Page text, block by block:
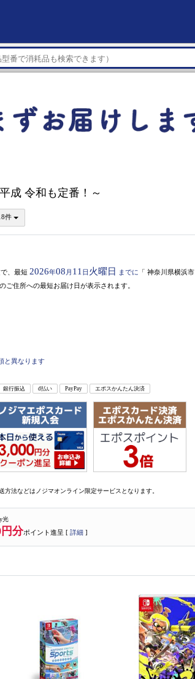
成 令和も定番！～
件
、最短 2026年08 月 11 日 火曜日 までに 「 神奈川県横浜市
ご住所への最短お届け日が表示されます。
と異なります
銀行振込 d払い PayPay エポスかんたん決済
方法などはノジマオンライン限定サービスとなります。
光
分ポイント進呈 [ 詳細 ]